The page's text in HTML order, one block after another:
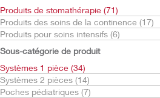
Produits de stomathérapie (71)
Produits des soins de la continence (17)
Produits pour soins intensifs (6)
Sous-catégorie de produit
Systèmes 1 pièce (34)
Systèmes 2 pièces (14)
Poches pédiatriques (7)
Produits de stomathérapie
Systèmes 1 pièce
Poches fermées
Moderma Flex
Votre sélection correspond à
Trier par: